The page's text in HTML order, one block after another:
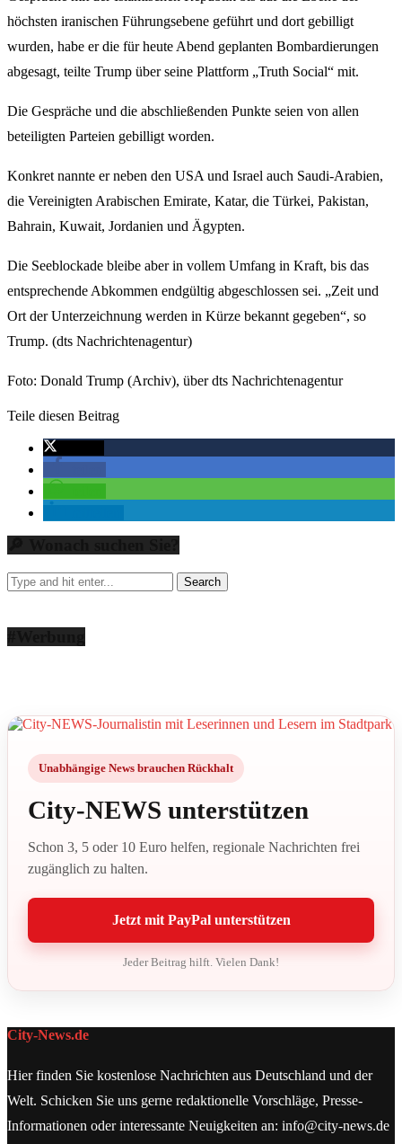
höchsten iranischen Führungsebene geführt und dort gebilligt
wurden, habe er die für heute Abend geplanten Bombardierungen
abgesagt, teilte Trump über seine Plattform „Truth Social“ mit.
Die Gespräche und die abschließenden Punkte seien von allen
beteiligten Parteien gebilligt worden.
Konkret nannte er neben den USA und Israel auch Saudi-Arabien,
die Vereinigten Arabischen Emirate, Katar, die Türkei, Pakistan,
Bahrain, Kuwait, Jordanien und Ägypten.
Die Seeblockade bleibe aber in vollem Umfang in Kraft, bis das
entsprechende Abkommen endgültig abgeschlossen sei. „Zeit und
Ort der Unterzeichnung werden in Kürze bekannt gegeben“, so
Trump. (dts Nachrichtenagentur)
Foto: Donald Trump (Archiv), über dts Nachrichtenagentur
Teile diesen Beitrag
Unabhängige News brauchen Rückhalt
City-NEWS unterstützen
Schon 3, 5 oder 10 Euro helfen, regionale Nachrichten frei
zugänglich zu halten.
Jetzt mit PayPal unterstützen
Jeder Beitrag hilft. Vielen Dank!
City-News.de
Hier finden Sie kostenlose Nachrichten aus Deutschland und der
Welt. Schicken Sie uns gerne redaktionelle Vorschläge, Presse-
Informationen oder interessante Neuigkeiten an: info@city-news.de